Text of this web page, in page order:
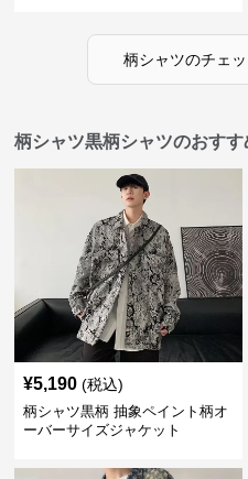
柄シャツのチェ
柄シャツ黒柄シャツのおすす
¥5,190 (税込)
柄シャツ黒柄 抽象ペイント柄オ
ーバーサイズジャケット